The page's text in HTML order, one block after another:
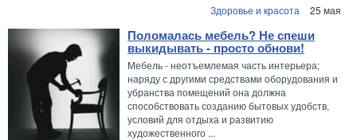
Здоровье и красота
25 мая
Поломалась мебель? Не спеши
выкидывать - просто обнови!
Мебель - неотъемлемая часть интерьера;
наряду с другими средствами оборудования и
убранства помещений она должна
способствовать созданию бытовых удобств,
условий для отдыха и развитию
художественного ...